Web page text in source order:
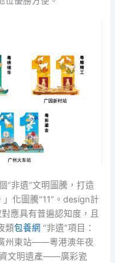
“非遺”文明圖騰，打造
化圖騰“11”。design計
應具有普遍認知度，且
類包養網 “非遺”項目：
州東站——粵港澳年夜
文明遺產——廣彩瓷